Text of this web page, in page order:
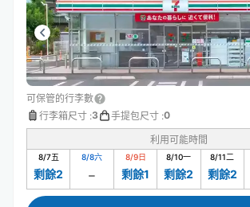
可保管的行李數
行李箱尺寸 :3 手提包尺寸 :0
利用可能時間
8/7五
剩餘2
8/8六 8/9日
剩餘1
8/10一
剩餘2
8/11二
剩餘2